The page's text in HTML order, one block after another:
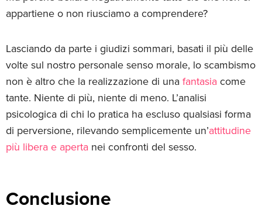
appartiene o non riusciamo a comprendere?
Lasciando da parte i giudizi sommari, basati il più delle
volte sul nostro personale senso morale, lo scambismo
non è altro che la realizzazione di una fantasia come
tante. Niente di più, niente di meno. L’analisi
psicologica di chi lo pratica ha escluso qualsiasi forma
di perversione, rilevando semplicemente un’attitudine
più libera e aperta nei confronti del sesso.
Conclusione